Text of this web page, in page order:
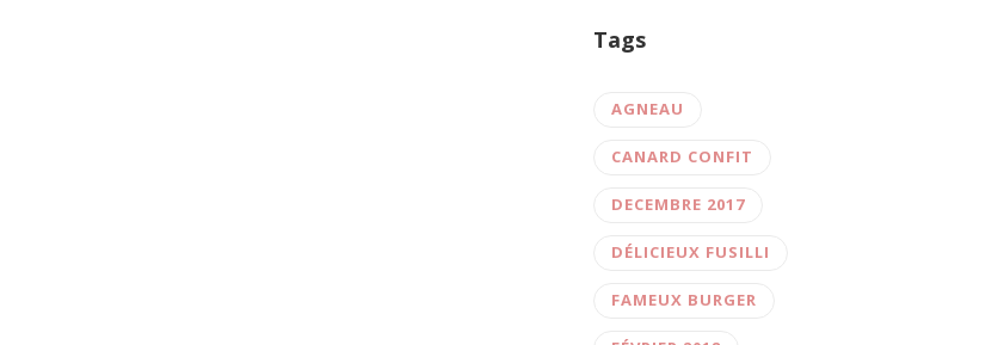
Tags
AGNEAU
CANARD CONFIT
DECEMBRE 2017
DÉLICIEUX FUSILLI
FAMEUX BURGER